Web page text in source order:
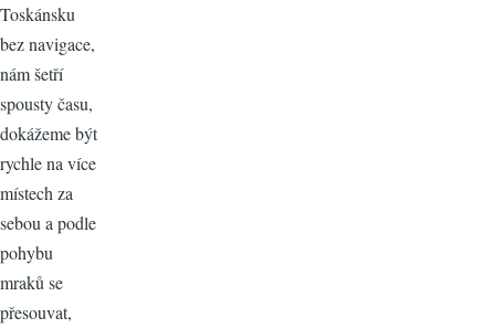
Toskánsku
bez navigace,
nám šetří
spousty času,
dokážeme být
rychle na více
místech za
sebou a podle
pohybu
mraků se
přesouvat,